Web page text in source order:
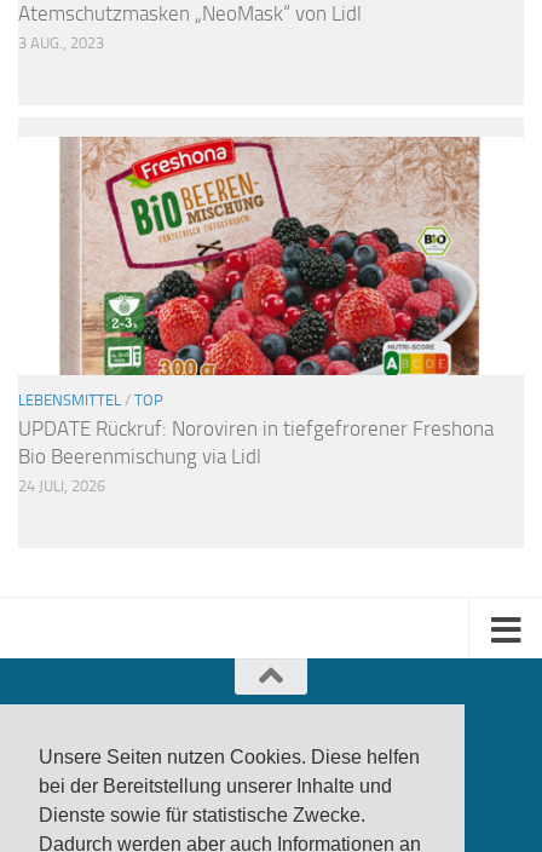
Unsere Seiten nutzen Cookies. Diese helfen
bei der Bereitstellung unserer Inhalte und
Dienste sowie für statistische Zwecke.
Dadurch werden aber auch Informationen an
Atemschutzmasken „NeoMask“ von Lidl
3 AUG., 2023
LEBENSMITTEL / TOP
UPDATE Rückruf: Noroviren in tiefgefrorener Freshona
Bio Beerenmischung via Lidl
24 JULI, 2026
produktwarnung.eu - 2007-2026
Made in Gerstetten |Medienzentrum Gerstetten